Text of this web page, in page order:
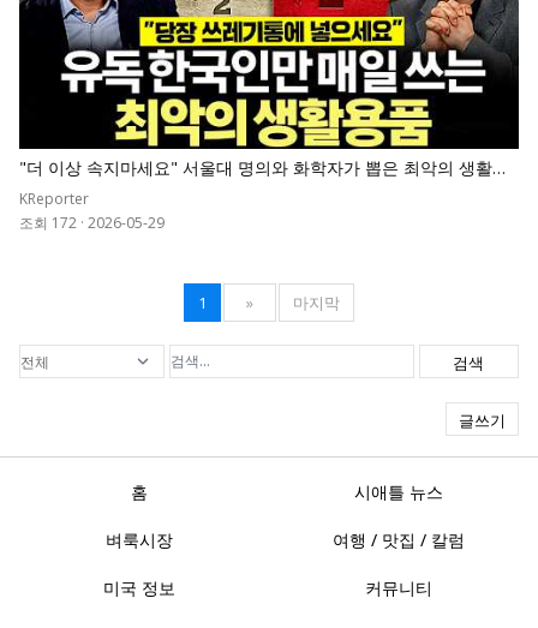
"더 이상 속지마세요" 서울대 명의와 화학자가 뽑은 최악의 생활용
품 순위표
KReporter
조회 172 · 2026-05-29
1 » 마지막
검색
글쓰기
홈 시애틀 뉴스
벼룩시장 여행 / 맛집 / 칼럼
미국 정보 커뮤니티